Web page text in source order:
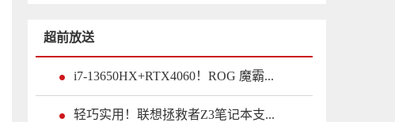
超前放送
i7-13650HX+RTX4060！ROG 魔霸...
轻巧实用！联想拯救者Z3笔记本支...